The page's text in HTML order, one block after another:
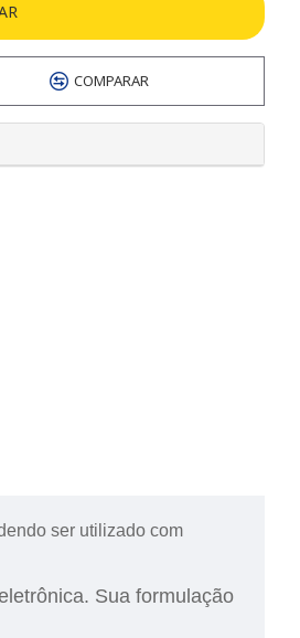
COMPARAR
ser utilizado com
Sua formulação